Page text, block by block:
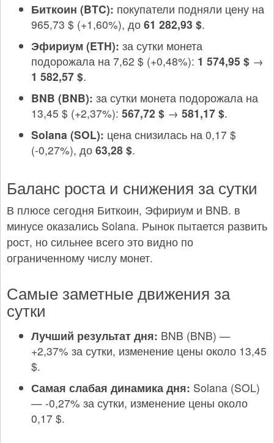
Биткоин (BTC): покупатели подняли цену на
965,73 $ (+1,60%), до 61 282,93 $.
Эфириум (ETH): за сутки монета
подорожала на 7,62 $ (+0,48%): 1 574,95 $ →
1 582,57 $.
BNB (BNB): за сутки монета подорожала на
13,45 $ (+2,37%): 567,72 $ → 581,17 $.
Solana (SOL): цена снизилась на 0,17 $
(-0,27%), до 63,28 $.
Баланс роста и снижения за сутки
В плюсе сегодня Биткоин, Эфириум и BNB. в
минусе оказались Solana. Рынок пытается развить
рост, но сильнее всего это видно по
ограниченному числу монет.
Самые заметные движения за
сутки
Лучший результат дня: BNB (BNB) —
+2,37% за сутки, изменение цены около 13,45
$.
Самая слабая динамика дня: Solana (SOL)
— -0,27% за сутки, изменение цены около
0,17 $.